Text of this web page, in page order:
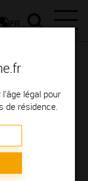
légal pour
de résidence.
FR
vignoble
116ème édition
à